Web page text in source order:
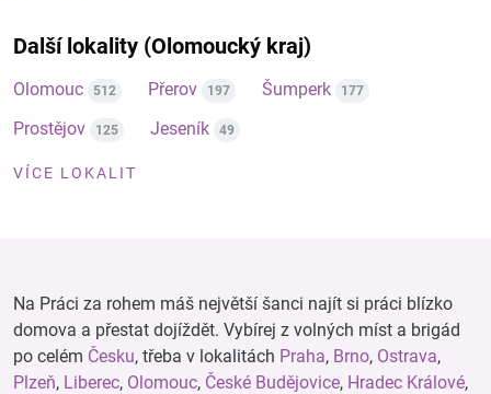
Další lokality (Olomoucký kraj)
Olomouc 512 Přerov 197 Šumperk 177
Prostějov 125 Jeseník 49
VÍCE LOKALIT
Na Práci za rohem máš největší šanci najít si práci blízko
domova a přestat dojíždět. Vybírej z volných míst a brigád
po celém Česku, třeba v lokalitách Praha, Brno, Ostrava,
Plzeň, Liberec, Olomouc, České Budějovice, Hradec Králové,